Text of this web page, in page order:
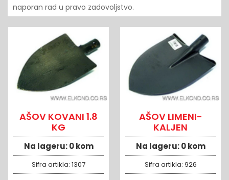
naporan rad u pravo zadovoljstvo.
AŠOV KOVANI 1.8
KG
Na lageru:0 kom
Sifra artikla: 1307
AŠOV LIMENI-
KALJEN
Na lageru:0 kom
Sifra artikla: 926